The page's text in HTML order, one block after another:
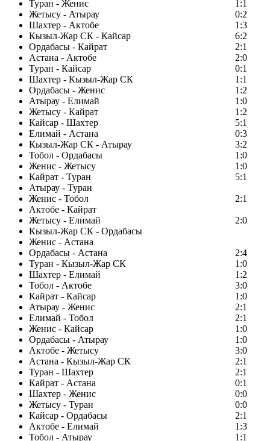
Туран - Женис
1:1
Жетысу - Атырау
0:2
Шахтер - Актобе
1:3
Кызыл-Жар СК - Кайсар
6:2
Ордабасы - Кайрат
2:1
Астана - Актобе
2:0
Туран - Кайсар
0:1
Шахтер - Кызыл-Жар СК
1:1
Ордабасы - Женис
1:2
Атырау - Елимай
1:0
Жетысу - Кайрат
1:2
Кайсар - Шахтер
5:1
Елимай - Астана
0:3
Кызыл-Жар СК - Атырау
3:2
Тобол - Ордабасы
1:0
Женис - Жетысу
1:0
Кайрат - Туран
5:1
Атырау - Туран
Женис - Тобол
2:1
Актобе - Кайрат
Жетысу - Елимай
2:0
Кызыл-Жар СК - Ордабасы
Женис - Астана
Ордабасы - Астана
2:4
Туран - Кызыл-Жар СК
1:0
Шахтер - Елимай
1:2
Тобол - Актобе
3:0
Кайрат - Кайсар
1:0
Атырау - Женис
2:1
Елимай - Тобол
2:1
Женис - Кайсар
1:0
Ордабасы - Атырау
1:0
Актобе - Жетысу
3:0
Астана - Кызыл-Жар СК
2:1
Туран - Шахтер
2:1
Кайрат - Астана
0:1
Шахтер - Женис
0:0
Жетысу - Туран
0:0
Кайсар - Ордабасы
2:1
Актобе - Елимай
1:3
Тобол - Атырау
1:1